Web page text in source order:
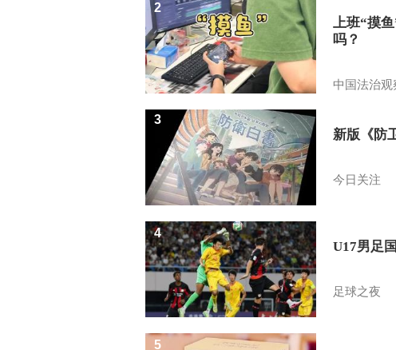
上班“摸
吗？
中国法治观
2
新版《防
今日关注
3
U17男足
足球之夜
4
5